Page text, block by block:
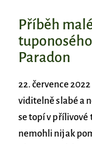
Příběh
Paradon
22. července
viditelně slabé a
se topí v přílivové
nemohli nijak